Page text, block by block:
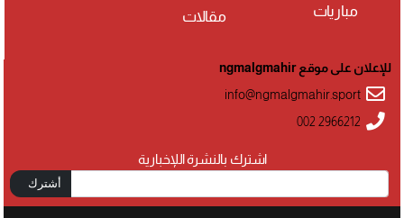
مباريات مقالات
اشترك بالنشرة اللإخبارية
أشترك
للإعلان على موقع ngmalgmahir
info@ngmalgmahir.sport
002 2966212